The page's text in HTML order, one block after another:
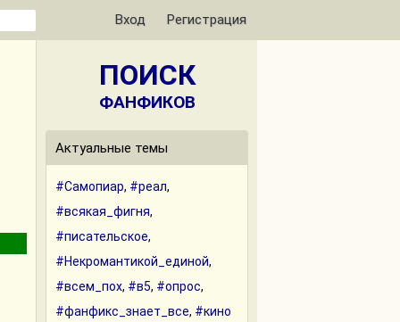
Вход Регистрация
ПОИСК
ФАНФИКОВ
Актуальные темы
#Самопиар, #реал,
#всякая_фигня,
#писательское,
#Некромантикой_единой,
#всем_пох, #в5, #опрос,
#фанфикс_знает_все, #кино